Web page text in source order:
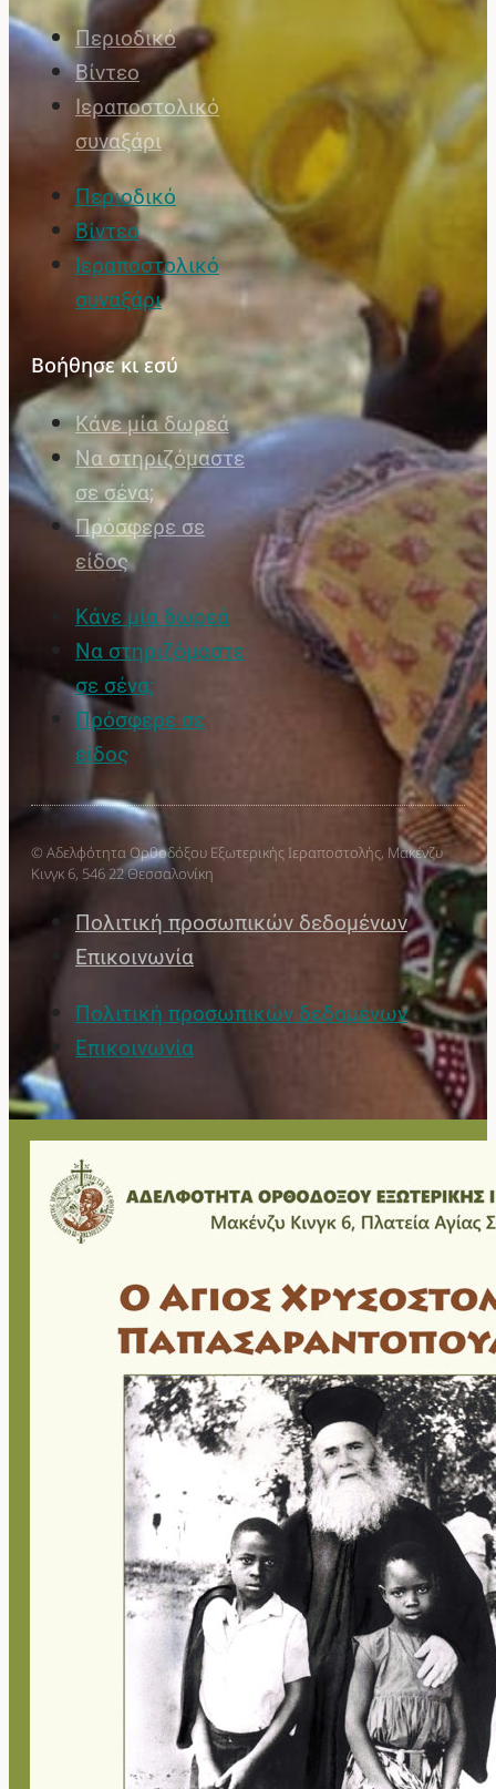
Περιοδικό
Βίντεο
Ιεραποστολικό
συναξάρι
Περιοδικό
Βίντεο
Ιεραποστολικό
συναξάρι
Βοήθησε κι εσύ
Κάνε μία δωρεά
Να στηριζόμαστε
σε σένα;
Πρόσφερε σε
είδος
Κάνε μία δωρεά
Να στηριζόμαστε
σε σένα;
Πρόσφερε σε
είδος
© Αδελφότητα Ορθοδόξου Εξωτερικής Ιεραποστολής, Μακένζυ
Κινγκ 6, 546 22 Θεσσαλονίκη
Πολιτική προσωπικών δεδομένων
Επικοινωνία
Πολιτική προσωπικών δεδομένων
Επικοινωνία